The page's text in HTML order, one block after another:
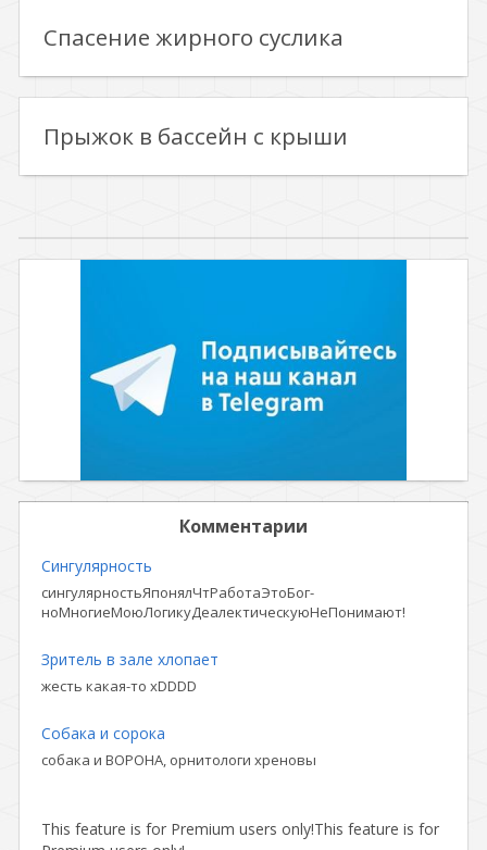
Спасение жирного суслика
Прыжок в бассейн с крыши
Комментарии
Сингулярность
сингулярностьЯпонялЧтРаботаЭтоБог-
ноМногиеМоюЛогикуДеалектическуюНеПонимают!
Зритель в зале хлопает
жесть какая-то xDDDD
Собака и сорока
собака и ВОРОНА, орнитологи хреновы
This feature is for Premium users only!This feature is for